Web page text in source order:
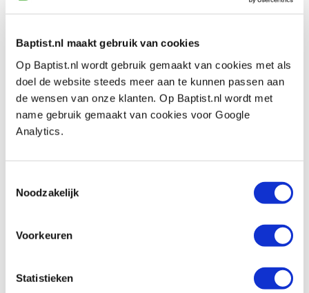
Baptist.nl maakt gebruik van cookies
Op Baptist.nl wordt gebruik gemaakt van cookies met als
doel de website steeds meer aan te kunnen passen aan
de wensen van onze klanten. Op Baptist.nl wordt met
name gebruik gemaakt van cookies voor Google
Analytics.
Noodzakelijk
Voorkeuren
Statistieken
Schacht:Ø 2,35 mm
edelstaal
Beoordelingen
onafhankelijke dienstverlener voor het verkrijgen van
beoordelingen. Trusted Shops heeft maatregelen
genomen om ervoor te zorgen dat het om echte
beoordelingen gaat.